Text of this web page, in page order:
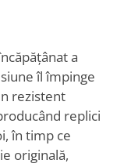
a
îl împinge
rezistent
replici
în timp ce
originală,